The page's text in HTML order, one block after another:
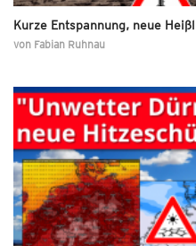
Kurze Entspannung, neue
von Fabian Ruhnau